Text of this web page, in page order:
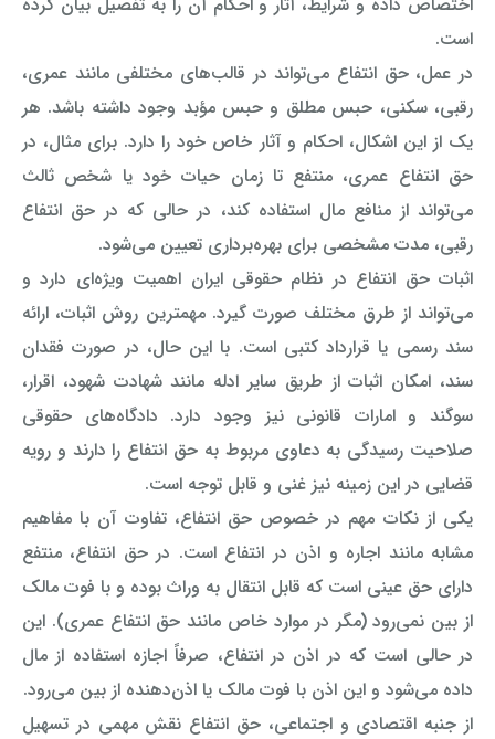
است.
در عمل، حق انتفاع می‌تواند در قالب‌های مختلفی مانند عمری،
رقبی، سکنی، حبس مطلق و حبس مؤبد وجود داشته باشد. هر
یک از این اشکال، احکام و آثار خاص خود را دارد. برای مثال، در
حق انتفاع عمری، منتفع تا زمان حیات خود یا شخص ثالث
می‌تواند از منافع مال استفاده کند، در حالی که در حق انتفاع
رقبی، مدت مشخصی برای بهره‌برداری تعیین می‌شود.
اثبات حق انتفاع در نظام حقوقی ایران اهمیت ویژه‌ای دارد و
می‌تواند از طرق مختلف صورت گیرد. مهمترین روش اثبات، ارائه
سند رسمی یا قرارداد کتبی است. با این حال، در صورت فقدان
سند، امکان اثبات از طریق سایر ادله مانند شهادت شهود، اقرار،
سوگند و امارات قانونی نیز وجود دارد. دادگاه‌های حقوقی
صلاحیت رسیدگی به دعاوی مربوط به حق انتفاع را دارند و رویه
قضایی در این زمینه نیز غنی و قابل توجه است.
یکی از نکات مهم در خصوص حق انتفاع، تفاوت آن با مفاهیم
مشابه مانند اجاره و اذن در انتفاع است. در حق انتفاع، منتفع
دارای حق عینی است که قابل انتقال به وراث بوده و با فوت مالک
از بین نمی‌رود (مگر در موارد خاص مانند حق انتفاع عمری). این
در حالی است که در اذن در انتفاع، صرفاً اجازه استفاده از مال
داده می‌شود و این اذن با فوت مالک یا اذن‌دهنده از بین می‌رود.
از جنبه اقتصادی و اجتماعی، حق انتفاع نقش مهمی در تسهیل